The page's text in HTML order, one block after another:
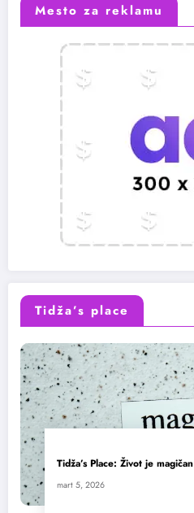
Mesto za reklamu
Tidža’s place
Tidža’s Place: Život je magičan
mart 5, 2026